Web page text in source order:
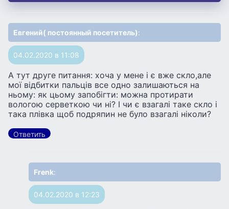
Евгений( постоянный посетитель):
04.02.2020 в 11:08
А тут друге питання: хоча у мене і є вже скло,але
мої відбитки пальців все одно залишаються на
ньому: як цьому запобігти: можна протирати
вологою серветкою чи ні? І чи є взагалі таке скло і
така плівка щоб подряпин не було взагалі ніколи?
Ответить
Frenk:
04.02.2020 в 12:23